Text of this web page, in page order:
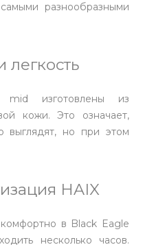
разнообразными
легкость
изготовлены из
кожи. Это означает,
выглядят, но при этом
HAIX
в Black Eagle
несколько часов.